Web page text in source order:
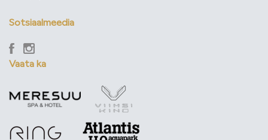
Sotsiaalmeedia
Vaata ka